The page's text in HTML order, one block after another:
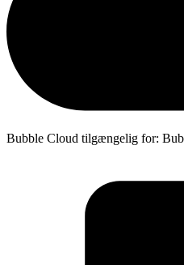
Bubble Cloud tilgængelig for: